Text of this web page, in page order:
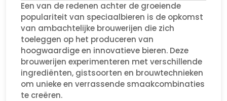
Een van de redenen achter de groeiende
populariteit van speciaalbieren is de opkomst
van ambachtelijke brouwerijen die zich
toeleggen op het produceren van
hoogwaardige en innovatieve bieren. Deze
brouwerijen experimenteren met verschillende
ingrediënten, gistsoorten en brouwtechnieken
om unieke en verrassende smaakcombinaties
te creëren.